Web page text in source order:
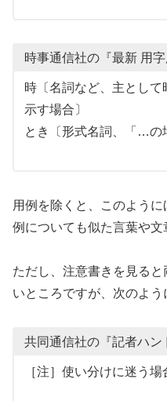
時事通信社の『最新 用字
時〔名詞など、主とし
示す場合〕
とき〔形式名詞、「…の
用例を除くと、このよう
例についても似た言葉や文
ただし、注意書きを見る
いところですが、次のよう
共同通信社の『記者ハン
［注］使い分けに迷う場